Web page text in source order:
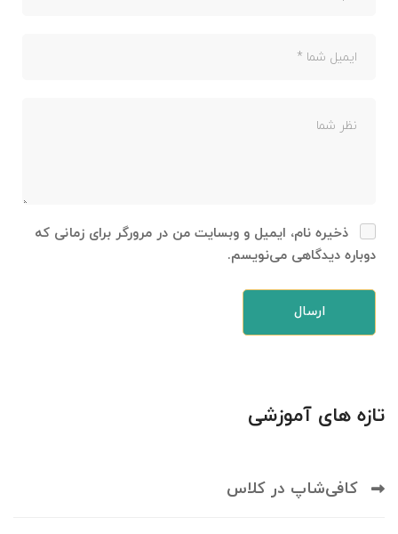
ذخیره نام، ایمیل و وبسایت من در مرورگر برای زمانی که
دوباره دیدگاهی می‌نویسم.
تازه های آموزشی
کافی‌شاپ در کلاس